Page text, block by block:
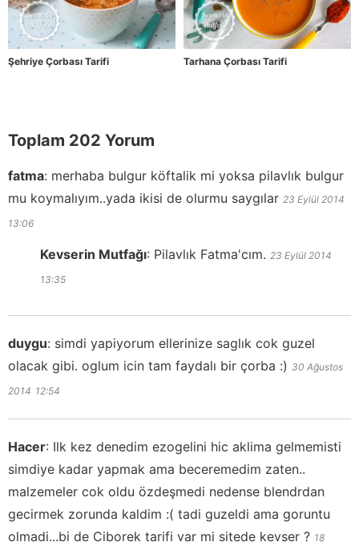
Şehriye Çorbası Tarifi Tarhana Çorbası Tarifi
Toplam 202 Yorum
fatma: merhaba bulgur köftalik mi yoksa pilavlık bulgur
mu koymalıyım..yada ikisi de olurmu saygılar 23 Eylül 2014
13:06
Kevserin Mutfağı: Pilavlık Fatma'cım. 23 Eylül 2014
13:35
duygu: simdi yapiyorum ellerinize saglık cok guzel
olacak gibi. oglum icin tam faydalı bir çorba :) 30 Ağustos
2014 12:54
Hacer: Ilk kez denedim ezogelini hic aklima gelmemisti
simdiye kadar yapmak ama beceremedim zaten..
malzemeler cok oldu özdeşmedi nedense blendrdan
gecirmek zorunda kaldim :( tadi guzeldi ama goruntu
olmadi...bi de Ciborek tarifi var mi sitede kevser ? 18